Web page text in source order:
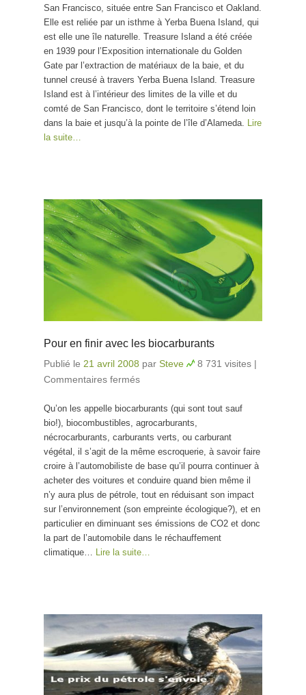
San Francisco, située entre San Francisco et Oakland.
Elle est reliée par un isthme à Yerba Buena Island, qui
est elle une île naturelle. Treasure Island a été créée
en 1939 pour l’Exposition internationale du Golden
Gate par l’extraction de matériaux de la baie, et du
tunnel creusé à travers Yerba Buena Island. Treasure
Island est à l’intérieur des limites de la ville et du
comté de San Francisco, dont le territoire s’étend loin
dans la baie et jusqu’à la pointe de l’île d’Alameda. Lire
la suite…
Pour en finir avec les biocarburants
Publié le 21 avril 2008 par Steve 8 731 visites |
Commentaires fermés
Qu’on les appelle biocarburants (qui sont tout sauf
bio!), biocombustibles, agrocarburants,
nécrocarburants, carburants verts, ou carburant
végétal, il s’agit de la même escroquerie, à savoir faire
croire à l’automobiliste de base qu’il pourra continuer à
acheter des voitures et conduire quand bien même il
n’y aura plus de pétrole, tout en réduisant son impact
sur l’environnement (son empreinte écologique?), et en
particulier en diminuant ses émissions de CO2 et donc
la part de l’automobile dans le réchauffement
climatique… Lire la suite…